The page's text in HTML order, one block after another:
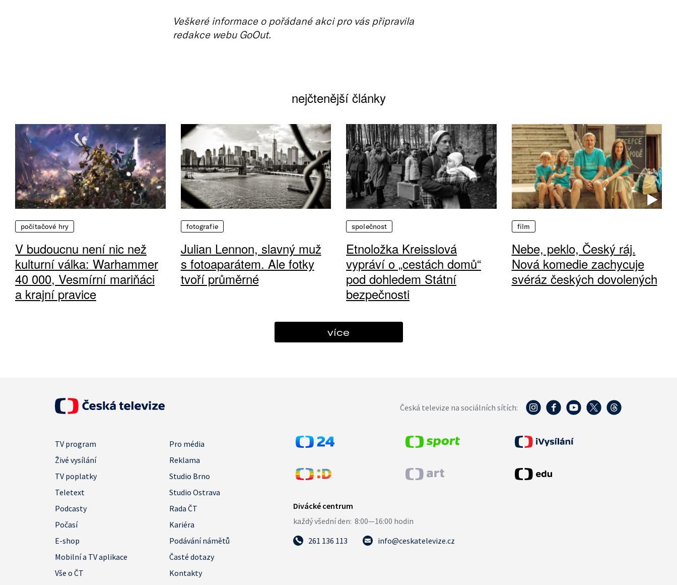
Veškeré informace o pořádané akci pro vás připravila
redakce webu GoOut.
nejčtenější články
počítačové hry
V budoucnu není nic než
kulturní válka: Warhammer
40 000, Vesmírní mariňáci
a krajní pravice
fotografie
Julian Lennon, slavný muž
s fotoaparátem. Ale fotky
tvoří průměrné
společnost
Etnoložka Kreisslová
vypráví o „cestách domů“
pod dohledem Státní
bezpečnosti
film
Nebe, peklo, Český ráj.
Nová komedie zachycuje
svéráz českých dovolených
více
Česká televize na sociálních sítích:
TV program
Pro média
Živé vysílání
Reklama
TV poplatky
Studio Brno
Teletext
Studio Ostrava
Podcasty
Rada ČT
Počasí
Kariéra
E-shop
Podávání námětů
Mobilní a TV aplikace
Časté dotazy
Vše o ČT
Kontakty
261 136 113 info@ceskatelevize.cz